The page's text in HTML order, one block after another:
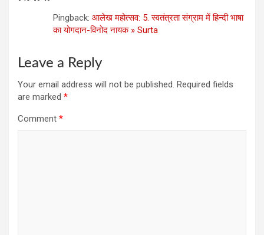
Pingback: आलेख महोत्‍सव: 5. स्‍वतंत्रता संग्राम में हिन्‍दी भाषा
का योगदान-विनोद नायक » Surta
Leave a Reply
Your email address will not be published. Required fields
are marked *
Comment *